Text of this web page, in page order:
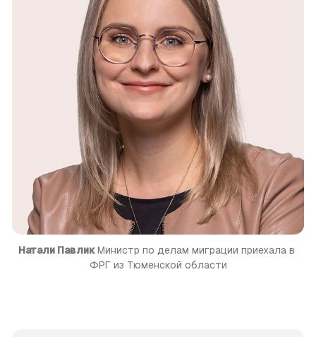
Натали Павлик Министр по делам миграции приехала в
ФРГ из Тюменской области